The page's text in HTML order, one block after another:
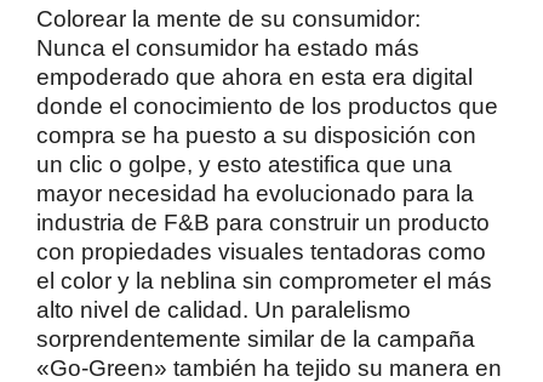
Colorear la mente de su consumidor:
Nunca el consumidor ha estado más
empoderado que ahora en esta era digital
donde el conocimiento de los productos que
compra se ha puesto a su disposición con
un clic o golpe, y esto atestifica que una
mayor necesidad ha evolucionado para la
industria de F&B para construir un producto
con propiedades visuales tentadoras como
el color y la neblina sin comprometer el más
alto nivel de calidad. Un paralelismo
sorprendentemente similar de la campaña
«Go-Green» también ha tejido su manera en